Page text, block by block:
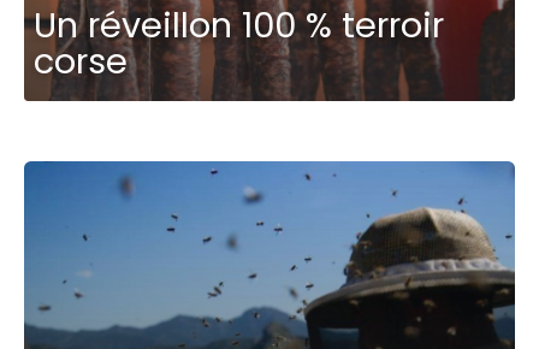
Un réveillon 100 % terroir
corse